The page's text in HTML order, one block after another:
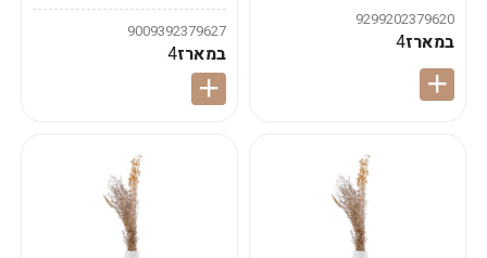
9299202379620
במארז4
9009392379627
במארז4